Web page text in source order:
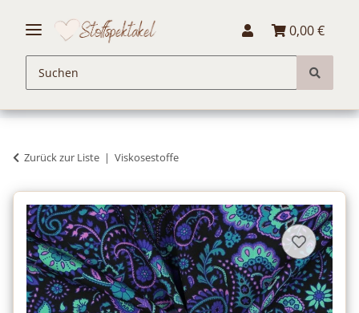
0,00 €
Zurück zur Liste Viskosestoffe